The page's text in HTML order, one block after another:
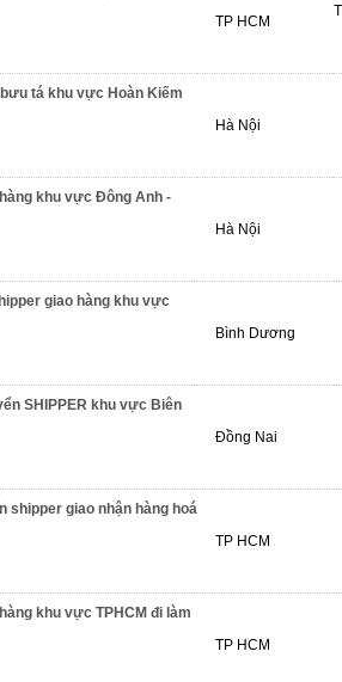
TP HCM
tá khu vực Hoàn Kiếm
Hà Nội
khu vực Đông Anh -
Hà Nội
giao hàng khu vực
Bình Dương
SHIPPER khu vực Biên
Đồng Nai
shipper giao nhận hàng hoá
TP HCM
khu vực TPHCM đi làm
TP HCM